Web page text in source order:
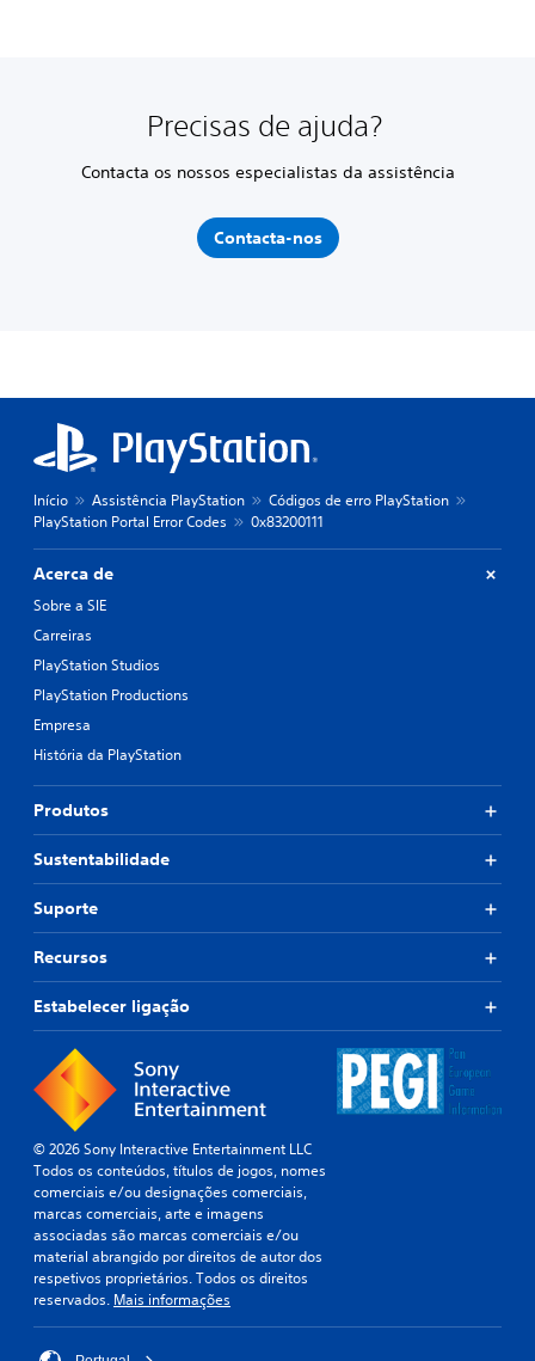
Precisas de ajuda?
Contacta os nossos especialistas da assistência
Contacta-nos
Início Assistência PlayStation
Códigos de erro PlayStation
PlayStation Portal Error Codes
0x83200111
Acerca de
Sobre a SIE
Carreiras
PlayStation Studios
PlayStation Productions
Empresa
História da PlayStation
Produtos
Sustentabilidade
Suporte
Recursos
Estabelecer ligação
© 2026 Sony Interactive Entertainment LLC
Todos os conteúdos, títulos de jogos, nomes
comerciais e/ou designações comerciais,
marcas comerciais, arte e imagens
associadas são marcas comerciais e/ou
material abrangido por direitos de autor dos
respetivos proprietários. Todos os direitos
reservados. Mais informações